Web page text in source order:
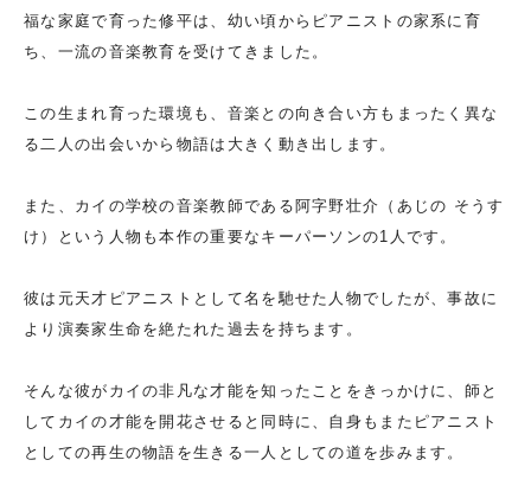
福な家庭で育った修平は、幼い頃からピアニストの家系に育
ち、一流の音楽教育を受けてきました。
この生まれ育った環境も、音楽との向き合い方もまったく異な
る二人の出会いから物語は大きく動き出します。
また、カイの学校の音楽教師である阿字野壮介（あじの そうす
け）という人物も本作の重要なキーパーソンの1人です。
彼は元天才ピアニストとして名を馳せた人物でしたが、事故に
より演奏家生命を絶たれた過去を持ちます。
そんな彼がカイの非凡な才能を知ったことをきっかけに、師と
してカイの才能を開花させると同時に、自身もまたピアニスト
としての再生の物語を生きる一人としての道を歩みます。